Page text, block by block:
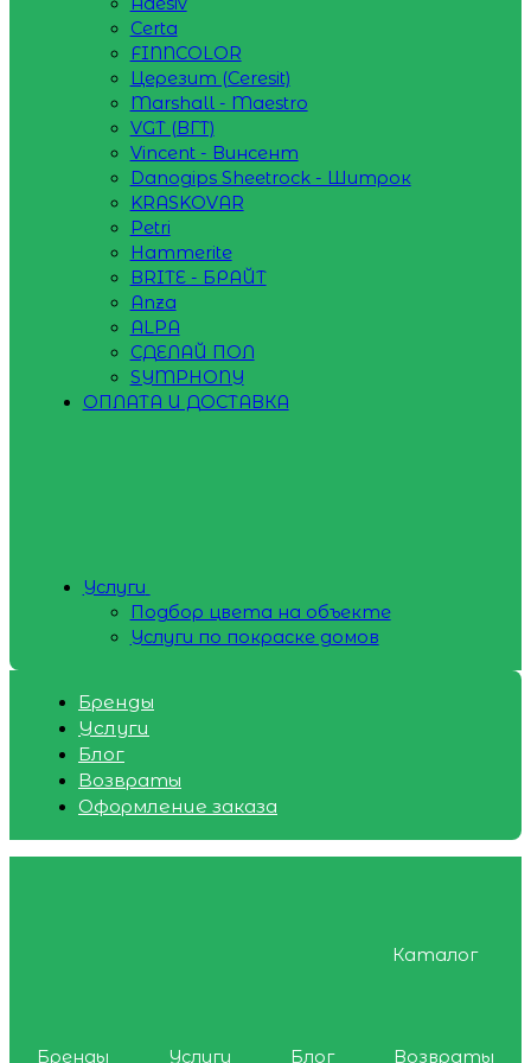
Certa
FINNCOLOR
Церезит (Ceresit)
Marshall - Maestro
VGT (ВГТ)
Vincent - Винсент
Danogips Sheetrock - Шитрок
KRASKOVAR
Petri
Hammerite
BRITE - БРАЙТ
Anza
ALPA
СДЕЛАЙ ПОЛ
SYMPHONY
ОПЛАТА И ДОСТАВКА
Услуги
Подбор цвета на объекте
Услуги по покраске домов
Бренды
Услуги
Блог
Возвраты
Оформление заказа
Каталог
Бренды Услуги Блог
Возвраты